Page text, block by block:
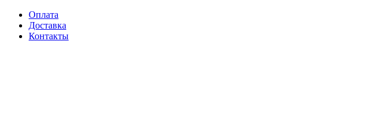
Оплата
Доставка
Контакты